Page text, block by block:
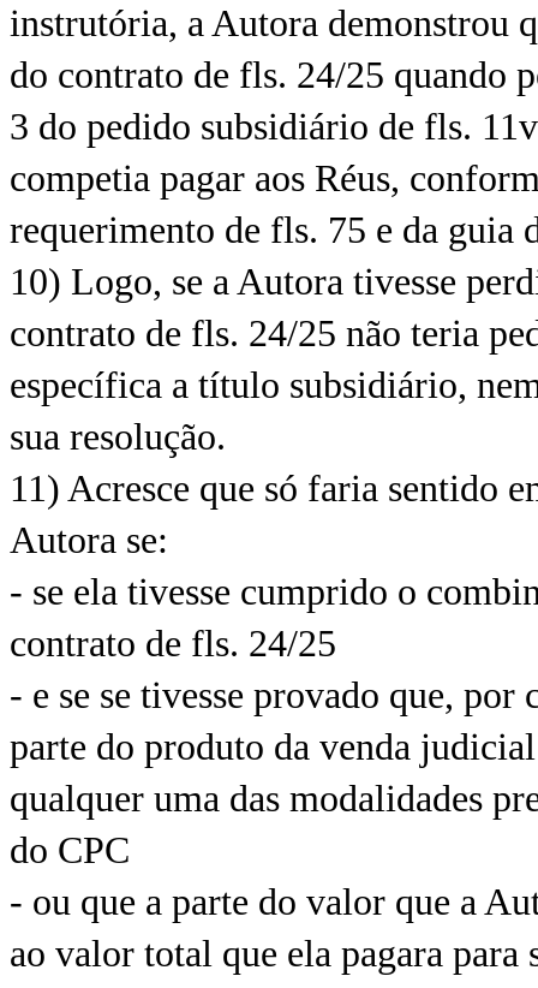
instrutória, a Autora demonstrou
do contrato de fls. 24/25 quando
3 do pedido subsidiário de fls.
competia pagar aos Réus,
requerimento de fls. 75 e da guia
10) Logo, se a Autora tivesse
contrato de fls. 24/25 não teria
específica a título subsidiário,
sua resolução.
11) Acresce que só faria sentido
Autora se:
- se ela tivesse cumprido o
contrato de fls. 24/25
- e se se tivesse provado que, por
parte do produto da venda
qualquer uma das modalidades
do CPC
- ou que a parte do valor que a
ao valor total que ela pagara